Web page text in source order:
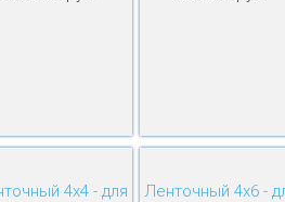
4х4 - для
Ленточный 4х6 -